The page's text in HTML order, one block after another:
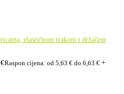
elastičnom trakom i držačem
€Raspon cijena: od 5,63 € do 6,63 € +